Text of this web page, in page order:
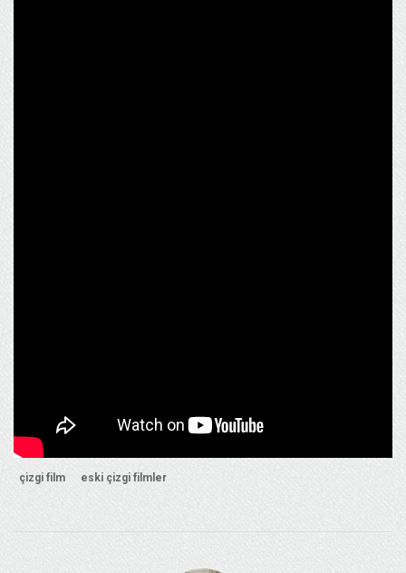
çizgi film eski çizgi filmler